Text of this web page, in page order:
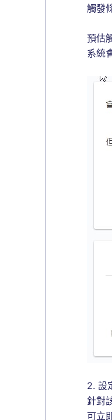
觸發
預估
系統
2. 設
針對
可立